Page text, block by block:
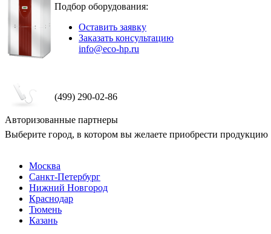
Подбор оборудования:
Оставить заявку
Заказать консультацию
info@eco-hp.ru
(499) 290-02-86
Авторизованные партнеры
Выберите город, в котором вы желаете приобрести продукцию
Москва
Санкт-Петербург
Нижний Новгород
Краснодар
Тюмень
Казань